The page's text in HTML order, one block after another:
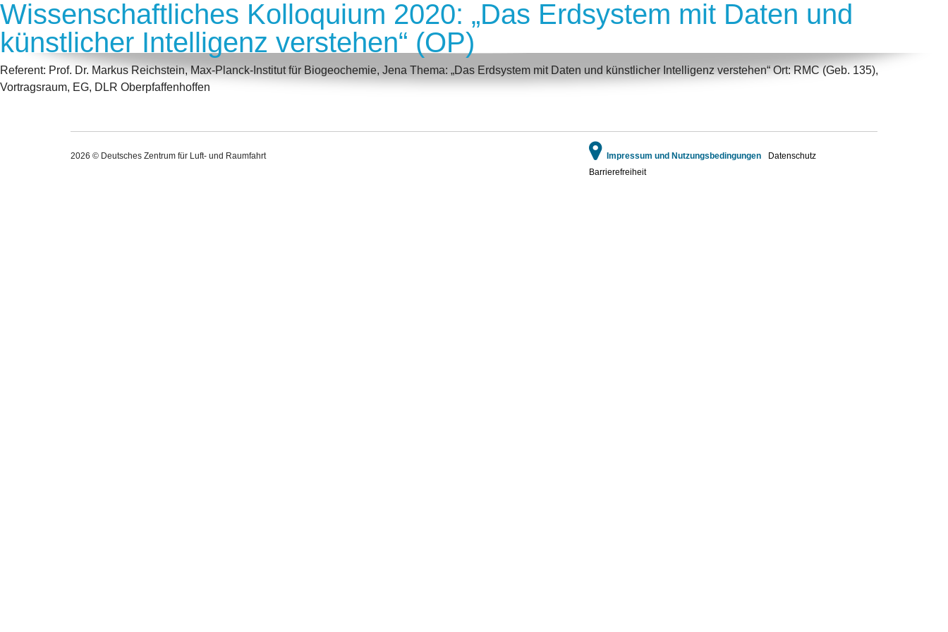
Wissenschaftliches Kolloquium 2020: „Das Erdsystem mit Daten und
künstlicher Intelligenz verstehen“ (OP)
Referent: Prof. Dr. Markus Reichstein, Max-Planck-Institut für Biogeochemie, Jena Thema: „Das Erdsystem mit Daten und künstlicher Intelligenz verstehen“ Ort: RMC (Geb. 135),
Vortragsraum, EG, DLR Oberpfaffenhoffen
2026 © Deutsches Zentrum für Luft- und Raumfahrt Impressum und Nutzungsbedingungen
Datenschutz
Barrierefreiheit